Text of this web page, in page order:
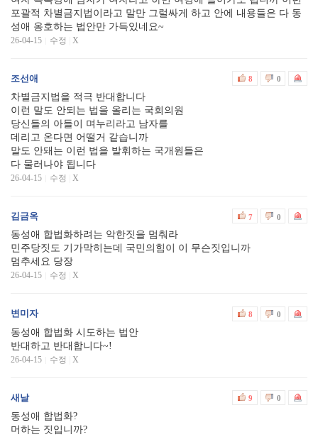
포괄적 차별금지법이라고 말만 그럴싸게 하고 안에 내용들은 다 동
성애 옹호하는 법안만 가득있네요~
26-04-15 수정 X
조선애 8 0
차별금지법을 적극 반대합니다
이런 말도 안되는 법을 올리는 국회의원
당신들의 아들이 며누리라고 남자를
데리고 온다면 어떨거 같습니까
말도 안돼는 이런 법을 발휘하는 국개원들은
다 물러나야 됩니다
26-04-15 수정 X
김금옥 7 0
동성애 합법화하려는 악한짓을 멈춰라
민주당짓도 기가막히는데 국민의힘이 이 무슨짓입니까
멈추세요 당장
26-04-15 수정 X
변미자 8 0
동성애 합법화 시도하는 법안
반대하고 반대합니다~!
26-04-15 수정 X
새날 9 0
동성애 합법화?
머하는 짓입니까?